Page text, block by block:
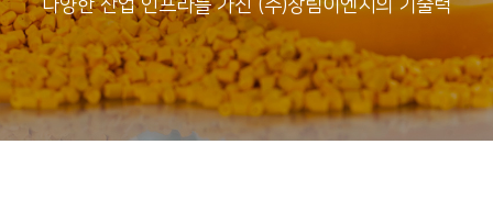
다양한 산업 인프라를 가진 (주)창림이엔지의 기술력